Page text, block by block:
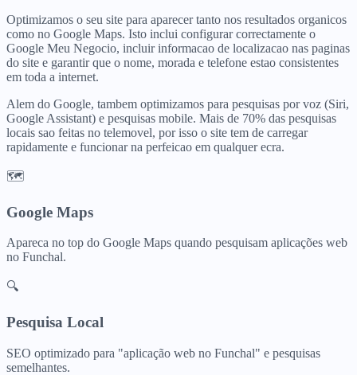
Optimizamos o seu site para aparecer tanto nos resultados organicos
como no Google Maps. Isto inclui configurar correctamente o
Google Meu Negocio, incluir informacao de localizacao nas paginas
do site e garantir que o nome, morada e telefone estao consistentes
em toda a internet.
Alem do Google, tambem optimizamos para pesquisas por voz (Siri,
Google Assistant) e pesquisas mobile. Mais de 70% das pesquisas
locais sao feitas no telemovel, por isso o site tem de carregar
rapidamente e funcionar na perfeicao em qualquer ecra.
🗺️
Google Maps
Apareca no top do Google Maps quando pesquisam aplicações web
no Funchal.
🔍
Pesquisa Local
SEO optimizado para "aplicação web no Funchal" e pesquisas
semelhantes.